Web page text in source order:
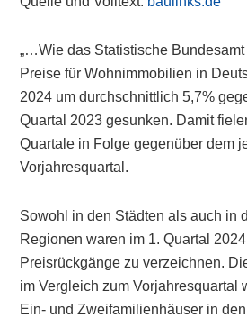
„…Wie das Statistische
Preise für Wohnimmobilien in
2024 um durchschnittlich 5,7%
Quartal 2023 gesunken. Damit
Quartale in Folge gegenüber dem
Vorjahresquartal.
Sowohl in den Städten als auch in
Regionen waren im 1. Quartal
Preisrückgänge zu verzeichnen.
im Vergleich zum Vorjahresquartal
Ein- und Zweifamilienhäuser in